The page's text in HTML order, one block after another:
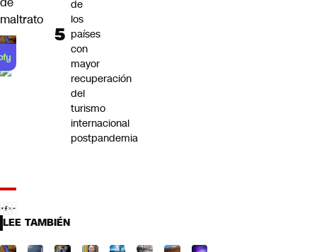
maltrato
de
los
países
con
mayor
recuperación
del
turismo
internacional
postpandemia
LEE TAMBIÉN